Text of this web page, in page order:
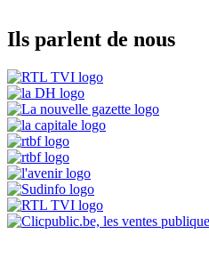
Ils parlent de nous